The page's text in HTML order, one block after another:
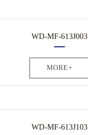
WD-MF-613J003
MORE+
WD-MF-613J103